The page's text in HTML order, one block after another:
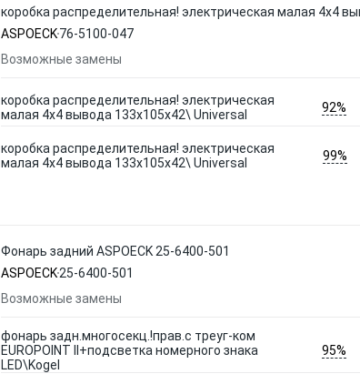
коробка распределительная! электрическая малая 4x4
ASPOECK76-5100-047
Возможные замены
коробка распределительная! электрическая
малая 4x4 вывода 133x105x42\ Universal
92%
коробка распределительная! электрическая
малая 4x4 вывода 133x105x42\ Universal
99%
Фонарь задний ASPOECK 25-6400-501
ASPOECK25-6400-501
Возможные замены
фонарь задн.многосекц.!прав.с треуг-ком
EUROPOINT ll+подсветка номерного знака
LED\Kogel
95%